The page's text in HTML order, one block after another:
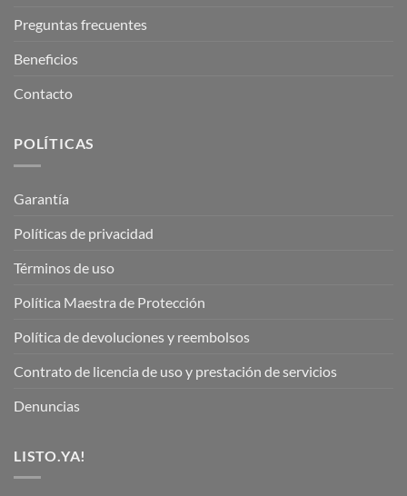
Preguntas frecuentes
Beneficios
Contacto
POLÍTICAS
Garantía
Políticas de privacidad
Términos de uso
Política Maestra de Protección
Política de devoluciones y reembolsos
Contrato de licencia de uso y prestación de servicios
Denuncias
LISTO.YA!